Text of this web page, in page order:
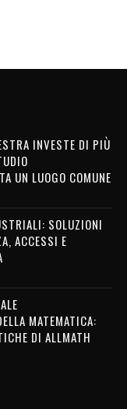
INVESTE DI PIÙ
UN LUOGO COMUNE
SOLUZIONI
ACCESSI E
MATEMATICA:
DI ALLMATH